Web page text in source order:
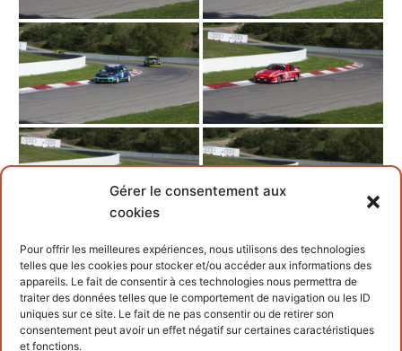
Gérer le consentement aux
cookies
Pour offrir les meilleures expériences, nous utilisons des technologies
telles que les cookies pour stocker et/ou accéder aux informations des
appareils. Le fait de consentir à ces technologies nous permettra de
traiter des données telles que le comportement de navigation ou les ID
uniques sur ce site. Le fait de ne pas consentir ou de retirer son
consentement peut avoir un effet négatif sur certaines caractéristiques
et fonctions.